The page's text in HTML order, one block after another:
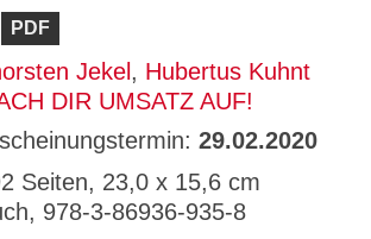
PDF
Jekel , Hubertus Kuhnt
DIR UMSATZ AUF!
29.02.2020
Seiten, 23,0 x 15,6 cm
978-3-86936-935-8